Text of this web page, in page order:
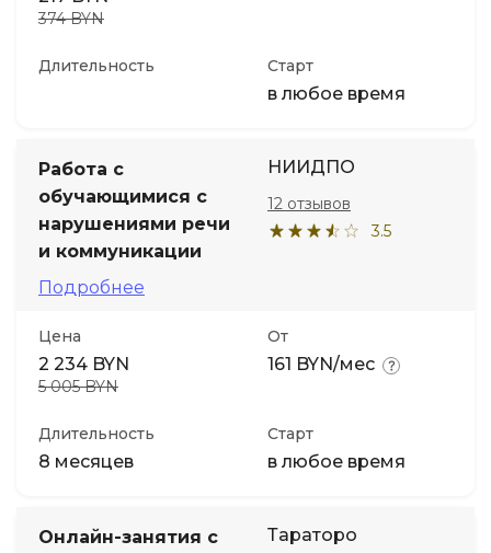
374 BYN
Длительность Старт
в любое время
Работа с
обучающимися с
нарушениями речи
и коммуникации
Подробнее
НИИДПО
3.5
12 отзывов
Цена
2 234 BYN
5 005 BYN
От
161 BYN/мес
Длительность
8 месяцев
Старт
в любое время
Онлайн-занятия с
Тараторо